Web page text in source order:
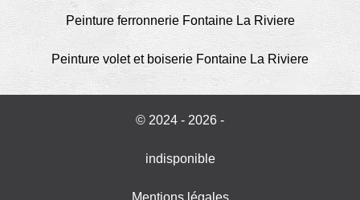
Peinture ferronnerie Fontaine La Riviere
Peinture volet et boiserie Fontaine La Riviere
© 2024 - 2026 -
indisponible
Mentions légales